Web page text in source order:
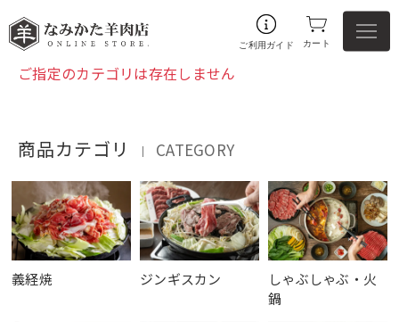
ご利用ガイド カート
ご指定のカテゴリは存在しません
商品カテゴリ ｜ CATEGORY
義経焼 ジンギスカン
しゃぶしゃぶ・火
鍋